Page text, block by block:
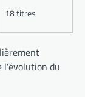
18 titres
l'évolution du